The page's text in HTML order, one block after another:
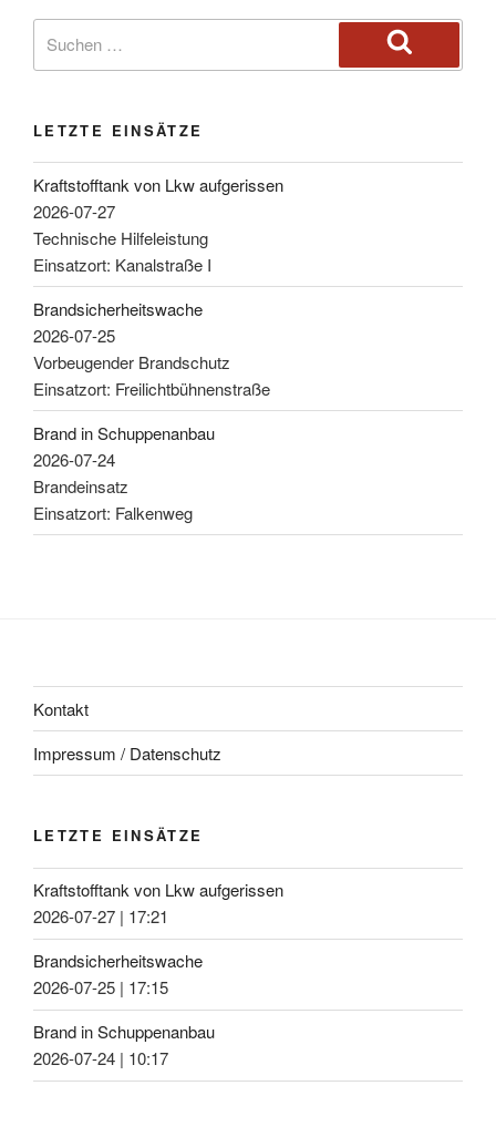
LETZTE EINSÄTZE
Kraftstofftank von Lkw aufgerissen
2026-07-27
Technische Hilfeleistung
Einsatzort: Kanalstraße I
Brandsicherheitswache
2026-07-25
Vorbeugender Brandschutz
Einsatzort: Freilichtbühnenstraße
Brand in Schuppenanbau
2026-07-24
Brandeinsatz
Einsatzort: Falkenweg
Kontakt
Impressum / Datenschutz
LETZTE EINSÄTZE
Kraftstofftank von Lkw aufgerissen
2026-07-27 | 17:21
Brandsicherheitswache
2026-07-25 | 17:15
Brand in Schuppenanbau
2026-07-24 | 10:17